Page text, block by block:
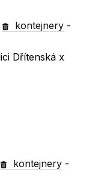
kontejnery -
Dřítenská x
kontejnery -